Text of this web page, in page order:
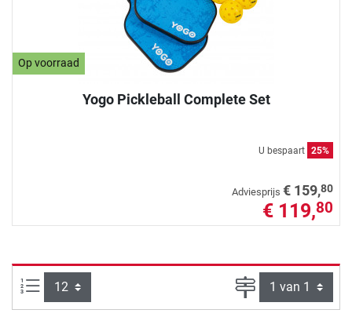
Op voorraad
Yogo Pickleball Complete Set
U bespaart 25%
Adviesprijs € 159,80
€ 119,80
Artikelen per pagina: Pagina